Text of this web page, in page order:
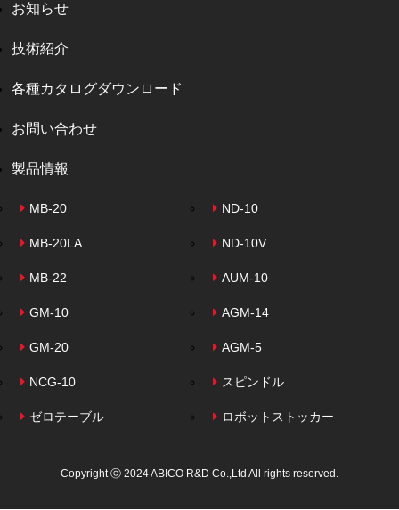
お知らせ
技術紹介
各種カタログダウンロード
お問い合わせ
製品情報
MB-20 ND-10
MB-20LA ND-10V
MB-22 AUM-10
GM-10 AGM-14
GM-20 AGM-5
NCG-10 スピンドル
ゼロテーブル ロボットストッカー
Copyright ⓒ 2024 ABICO R&D Co.,Ltd All rights reserved.